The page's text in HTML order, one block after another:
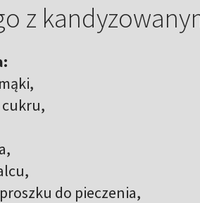
z
cukru,
proszku do pieczenia,